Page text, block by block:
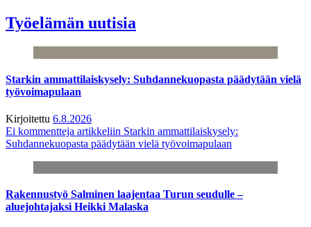
Työelämän uutisia
Starkin ammattilaiskysely: Suhdannekuopasta päädytään vielä
työvoimapulaan
Kirjoitettu 6.8.2026
Ei kommentteja artikkeliin Starkin ammattilaiskysely:
Suhdannekuopasta päädytään vielä työvoimapulaan
Rakennustyö Salminen laajentaa Turun seudulle –
aluejohtajaksi Heikki Malaska